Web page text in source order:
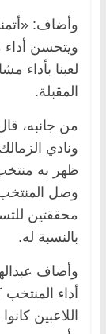
وأضاف:
ويتحسن أداء
لعبنا بأداء
المقبلة.
من جانبه،
ونادي
ظهر به
وصل المنتخب
بالنسبة له.
وأضاف
أداء
اللاعبين